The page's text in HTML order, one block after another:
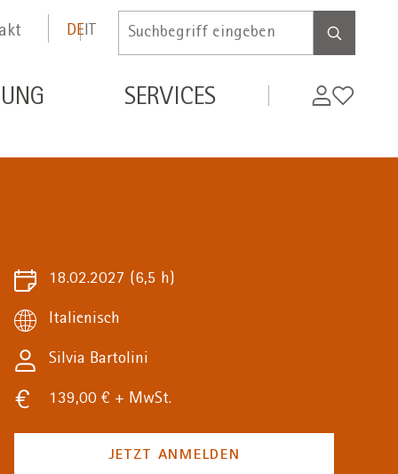
DEIT
Inserire
di
ricerca
SERVICES MyWifi
18.02.2027 (6,5 h)
Italienisch
Silvia Bartolini
139,00 € + MwSt.
JETZT ANMELDEN